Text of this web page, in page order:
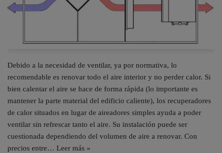
Debido a la necesidad de ventilar, ya por normativa, lo
recomendable es renovar todo el aire interior y no perder calor. Si
bien calentar el aire se hace de forma rápida (lo importante es
mantener la parte material del edificio caliente), los recuperadores
de calor situados en lugar de aireadores simples ayuda a poder
ventilar sin refrescar tanto el aire. Su instalación puede ser
cuestionada dependiendo del volumen de aire a renovar. Con
precios entre… Leer más »